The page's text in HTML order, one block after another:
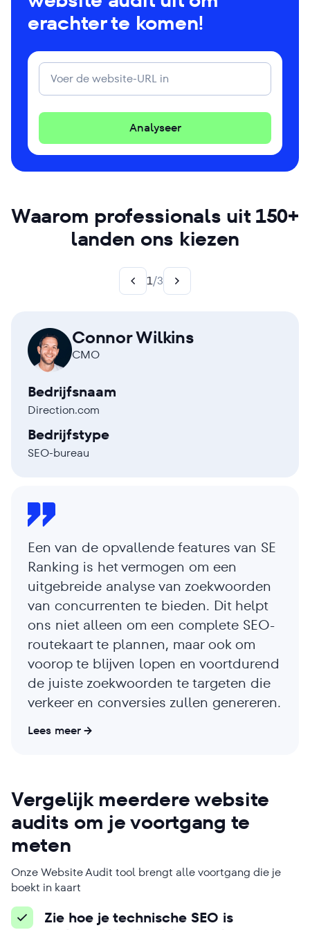
erachter te komen!
Analyseer
Waarom professionals uit 150+
landen ons kiezen
1/3
Connor Wilkins
CMO
Bedrijfsnaam
Direction.com
Bedrijfstype
SEO-bureau
Een van de opvallende features van SE
Ranking is het vermogen om een ​​
uitgebreide analyse van zoekwoorden
van concurrenten te bieden. Dit helpt
ons niet alleen om een ​​complete SEO-
routekaart te plannen, maar ook om
voorop te blijven lopen en voortdurend
de juiste zoekwoorden te targeten die
verkeer en conversies zullen genereren.
Lees meer
Managing Director
Bedrijfsnaam
Mr Digital
Bedrijfstype
Digital marketingbureau
Vásquez
Founder
Bedrijfsnaam
Bedrijfstype
SEO-bureau
Vergelijk meerdere website
audits om je voortgang te
meten
Onze Website Audit tool brengt alle voortgang die je
boekt in kaart
Zie hoe je technische SEO is